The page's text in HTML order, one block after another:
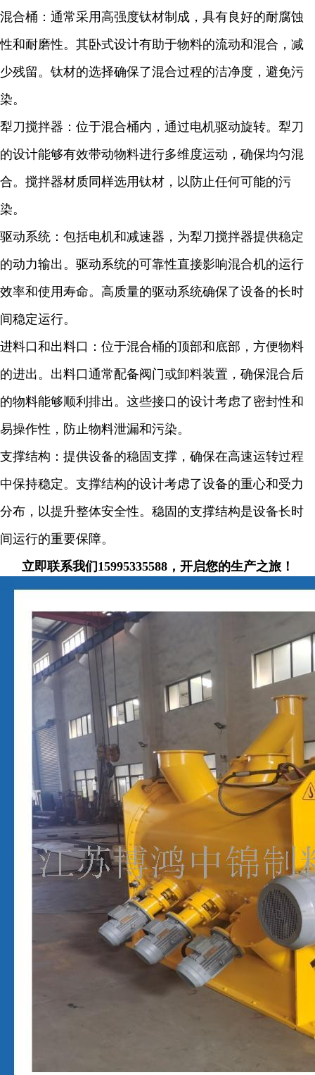
混合桶：通常采用高强度钛材制成，具有良好的耐腐蚀
性和耐磨性。其卧式设计有助于物料的流动和混合，减
少残留。钛材的选择确保了混合过程的洁净度，避免污
染。
犁刀搅拌器：位于混合桶内，通过电机驱动旋转。犁刀
的设计能够有效带动物料进行多维度运动，确保均匀混
合。搅拌器材质同样选用钛材，以防止任何可能的污
染。
驱动系统：包括电机和减速器，为犁刀搅拌器提供稳定
的动力输出。驱动系统的可靠性直接影响混合机的运行
效率和使用寿命。高质量的驱动系统确保了设备的长时
间稳定运行。
进料口和出料口：位于混合桶的顶部和底部，方便物料
的进出。出料口通常配备阀门或卸料装置，确保混合后
的物料能够顺利排出。这些接口的设计考虑了密封性和
易操作性，防止物料泄漏和污染。
支撑结构：提供设备的稳固支撑，确保在高速运转过程
中保持稳定。支撑结构的设计考虑了设备的重心和受力
分布，以提升整体安全性。稳固的支撑结构是设备长时
间运行的重要保障。
立即联系我们15995335588，开启您的生产之旅！